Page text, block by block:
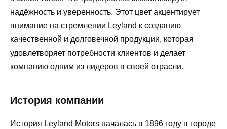
надёжность и уверенность. Этот цвет акцентирует
внимание на стремлении Leyland к созданию
качественной и долговечной продукции, которая
удовлетворяет потребности клиентов и делает
компанию одним из лидеров в своей отрасли.
История компании
История Leyland Motors началась в 1896 году в городе